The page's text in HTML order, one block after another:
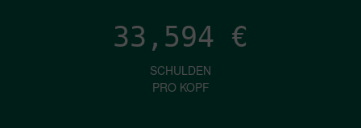
33,594 €
SCHULDEN
PRO KOPF